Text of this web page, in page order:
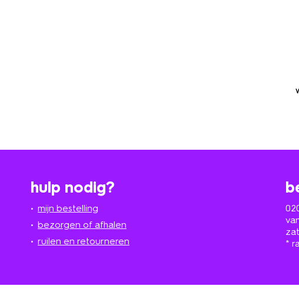
hulp nodig?
mijn bestelling
bezorgen of afhalen
ruilen en retourneren
*